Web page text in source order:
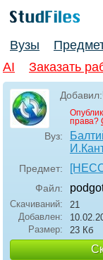
Вузы
AI
Заказать
Добавил:
права?
Вуз:
Предмет:
Файл:
Скачиваний:
21
Добавлен:
Размер:
23 Кб